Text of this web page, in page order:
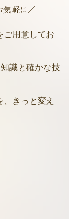
気軽に／
ご用意してお
識と確かな技
、きっと変え